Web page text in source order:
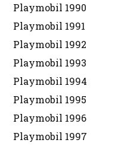
Playmobil 1990
Playmobil 1991
Playmobil 1992
Playmobil 1993
Playmobil 1994
Playmobil 1995
Playmobil 1996
Playmobil 1997